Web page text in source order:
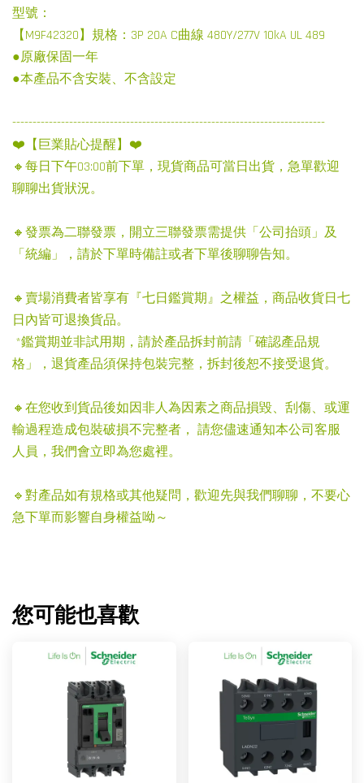
型號：
【M9F42320】規格：3P 20A C曲線 480Y/277V 10kA UL 489
●原廠保固一年
●本產品不含安裝、不含設定
-----------------------------------------------------------------------------
❤️【巨業貼心提醒】❤️
🔸每日下午03:00前下單，現貨商品可當日出貨，急單歡迎
聊聊出貨狀況。
🔸發票為二聯發票，開立三聯發票需提供「公司抬頭」及
「統編」，請於下單時備註或者下單後聊聊告知。
🔸賣場消費者皆享有『七日鑑賞期』之權益，商品收貨日七
日內皆可退換貨品。
*鑑賞期並非試用期，請於產品拆封前請「確認產品規
格」，退貨產品須保持包裝完整，拆封後恕不接受退貨。
🔸在您收到貨品後如因非人為因素之商品損毀、刮傷、或運
輸過程造成包裝破損不完整者， 請您儘速通知本公司客服
人員，我們會立即為您處裡。
🔹對產品如有規格或其他疑問，歡迎先與我們聊聊，不要心
急下單而影響自身權益呦～
您可能也喜歡